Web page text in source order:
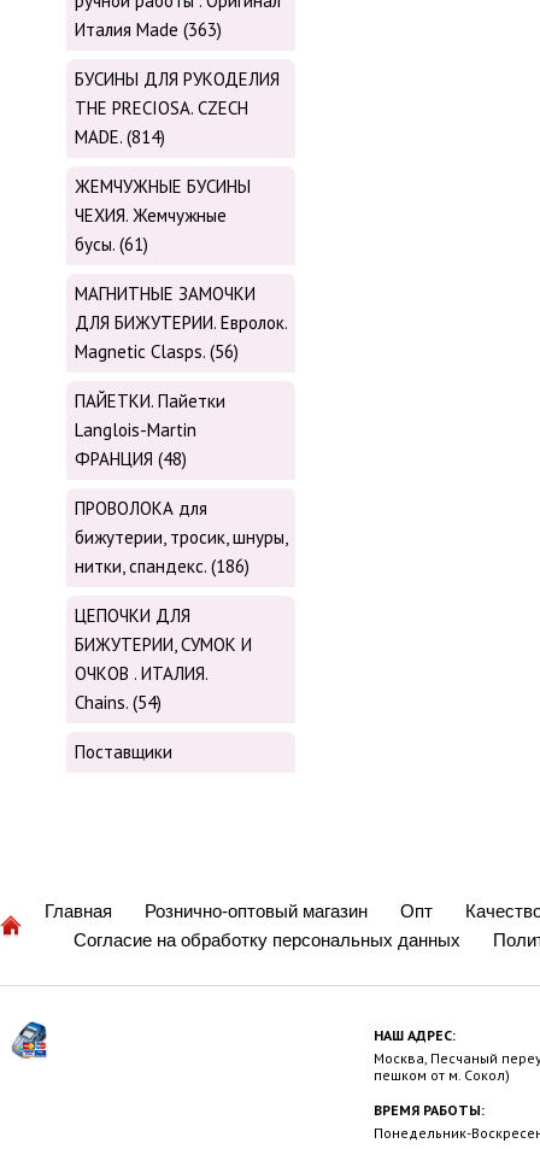
Италия Made (363)
БУСИНЫ ДЛЯ РУКОДЕЛИЯ
THE PRECIOSA. CZECH
MADE. (814)
ЖЕМЧУЖНЫЕ БУСИНЫ
ЧЕХИЯ. Жемчужные
бусы. (61)
МАГНИТНЫЕ ЗАМОЧКИ
ДЛЯ БИЖУТЕРИИ. Евролок.
Magnetic Сlasps. (56)
ПАЙЕТКИ. Пайетки
Langlois-Martin
ФРАНЦИЯ (48)
ПРОВОЛОКА для
бижутерии, тросик, шнуры,
нитки, cпандекс. (186)
ЦЕПОЧКИ ДЛЯ
БИЖУТЕРИИ, СУМОК И
ОЧКОВ . ИТАЛИЯ.
Chains. (54)
Поставщики
Главная Рознично-оптовый магазин Опт
Согласие на обработку персональных данных
НАШ АДРЕС:
Москва, Песчаный
пешком от м. Сокол)
ВРЕМЯ РАБОТЫ:
Понедельник-